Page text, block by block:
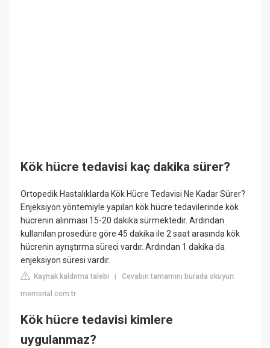
Kök hücre tedavisi kaç dakika sürer?
Ortopedik Hastalıklarda Kök Hücre Tedavisi Ne Kadar Sürer?
Enjeksiyon yöntemiyle yapılan kök hücre tedavilerinde kök
hücrenin alınması 15-20 dakika sürmektedir. Ardından
kullanılan prosedüre göre 45 dakika ile 2 saat arasında kök
hücrenin ayrıştırma süreci vardır. Ardından 1 dakika da
enjeksiyon süresi vardır.
Kaynak kaldırma talebi |Cevabın tamamını burada okuyun:
memorial.com.tr
Kök hücre tedavisi kimlere
uygulanmaz?